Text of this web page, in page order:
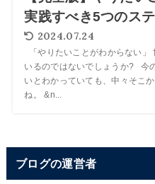
実践すべき5つのス
2024.07.24
「やりたいことがわからない」
いるのではないでしょうか? 今
いとわかっていても、中々そこ
ね。 &n...
ブログの運営者